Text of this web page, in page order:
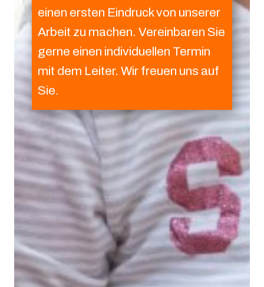
einen ersten Eindruck von unserer
Arbeit zu machen. Vereinbaren Sie
gerne einen individuellen Termin
mit dem Leiter. Wir freuen uns auf
Sie.